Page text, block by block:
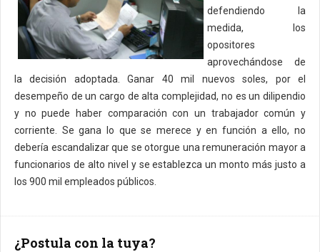
defendiendo la
medida, los
opositores
aprovechándose de
la decisión adoptada. Ganar 40 mil nuevos soles, por el
desempeño de un cargo de alta complejidad, no es un dilipendio
y no puede haber comparación con un trabajador común y
corriente. Se gana lo que se merece y en función a ello, no
debería escandalizar que se otorgue una remuneración mayor a
funcionarios de alto nivel y se establezca un monto más justo a
los 900 mil empleados públicos.
¿Postula con la tuya?